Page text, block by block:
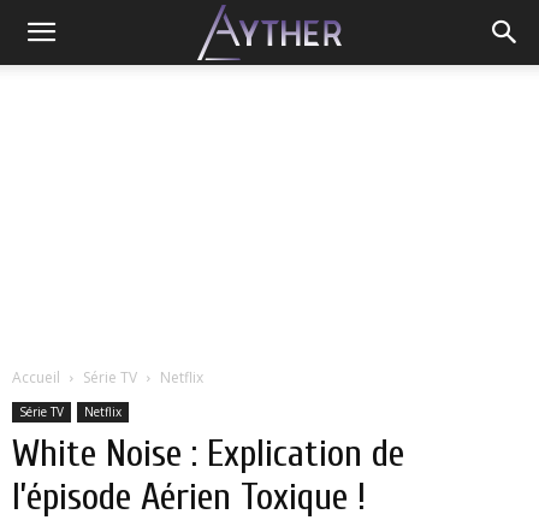
Accueil Série TV Netflix
Série TV Netflix
White Noise : Explication de
l’épisode Aérien Toxique !